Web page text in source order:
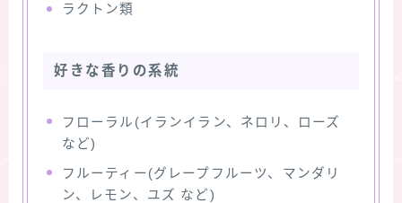
ラクトン類
好きな香りの系統
フローラル(イランイラン、ネロリ、ローズ
など)
フルーティー(グレープフルーツ、マンダリ
ン、レモン、ユズ など)